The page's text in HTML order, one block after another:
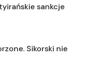
sankcje
Sikorski nie